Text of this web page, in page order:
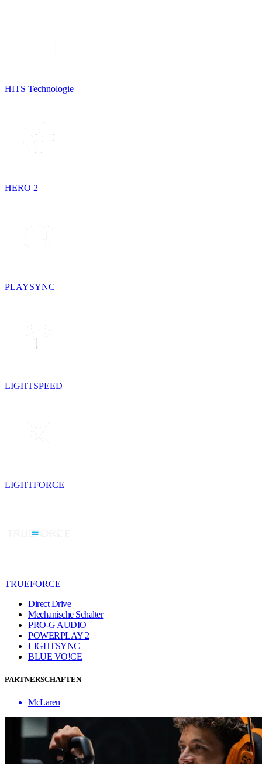
HITS Technologie
HERO 2
PLAYSYNC
LIGHTSPEED
LIGHTFORCE
TRUEFORCE
Direct Drive
Mechanische Schalter
PRO-G AUDIO
POWERPLAY 2
LIGHTSYNC
BLUE VO!CE
PARTNERSCHAFTEN
McLaren